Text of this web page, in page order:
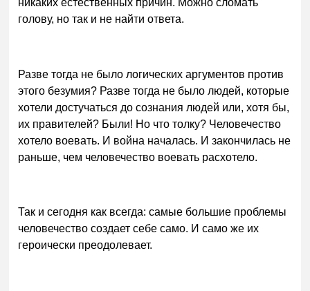
никаких естественных причин. Можно сломать
голову, но так и не найти ответа.
Разве тогда не было логических аргументов против
этого безумия? Разве тогда не было людей, которые
хотели достучаться до сознания людей или, хотя бы,
их правителей? Были! Но что толку? Человечество
хотело воевать. И война началась. И закончилась не
раньше, чем человечество воевать расхотело.
Так и сегодня как всегда: самые большие проблемы
человечество создает себе само. И само же их
героически преодолевает.